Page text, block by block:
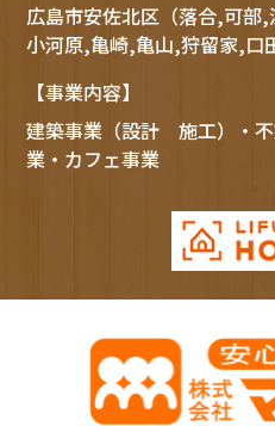
広島市安佐北区（落合,可部
小河原,亀崎,亀山,狩留家,口
【事業内容】
建築事業（設計 施工）・
業・カフェ事業